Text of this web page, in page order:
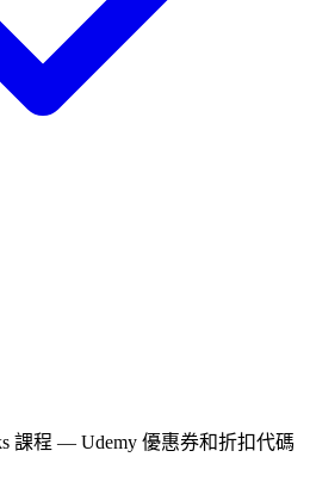
課程 — Udemy 優惠券和折扣代碼